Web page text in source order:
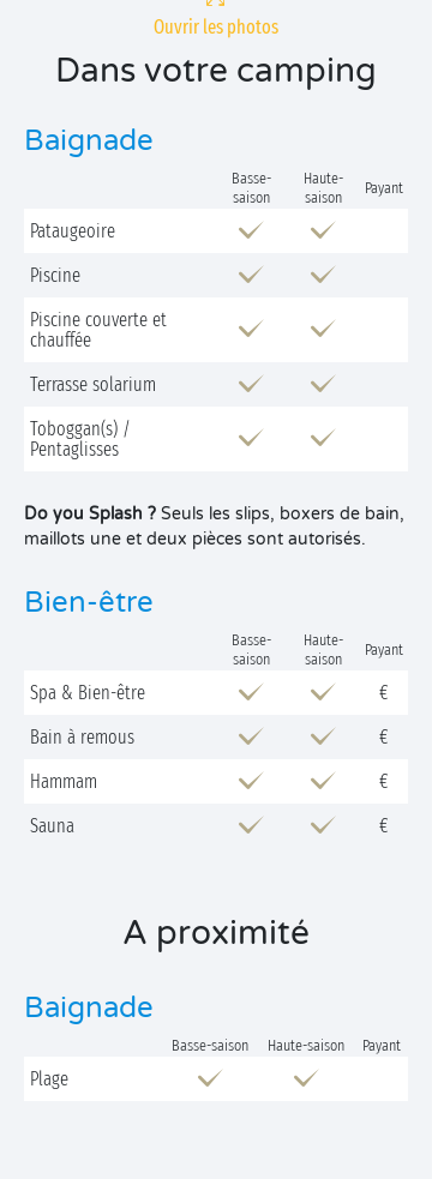
Ouvrir les photos
Dans votre camping
Baignade
Basse-
saison
Haute-
saison
Payant
Pataugeoire
Piscine
Piscine couverte et
chauffée
Terrasse solarium
Toboggan(s) /
Pentaglisses
Do you Splash ? Seuls les slips, boxers de bain,
maillots une et deux pièces sont autorisés.
Bien-être
Basse-
saison
Haute-
saison
Payant
Spa & Bien-être
€
Bain à remous
€
Hammam
€
Sauna
€
A proximité
Baignade
Basse-saison Haute-saison Payant
Plage